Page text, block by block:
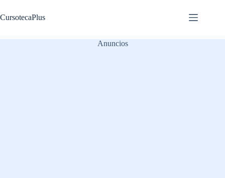
al
contenido
CursotecaPlus
Anuncios